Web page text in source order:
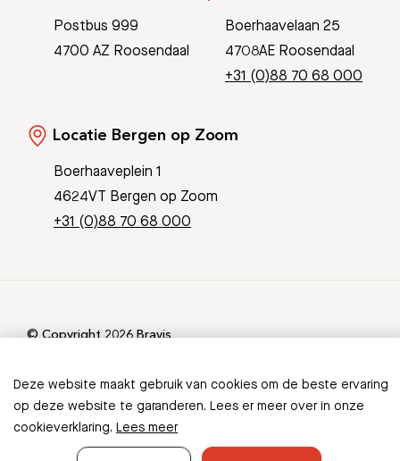
Deze website maakt gebruik van cookies om de beste ervaring
op deze website te garanderen. Lees er meer over in onze
cookieverklaring. Lees meer
Postbus 999
4700 AZ Roosendaal
Boerhaavelaan 25
4708AE Roosendaal
+31 (0)88 70 68 000
Locatie Bergen op Zoom
Boerhaaveplein 1
4624VT Bergen op Zoom
+31 (0)88 70 68 000
© Copyright 2026 Bravis